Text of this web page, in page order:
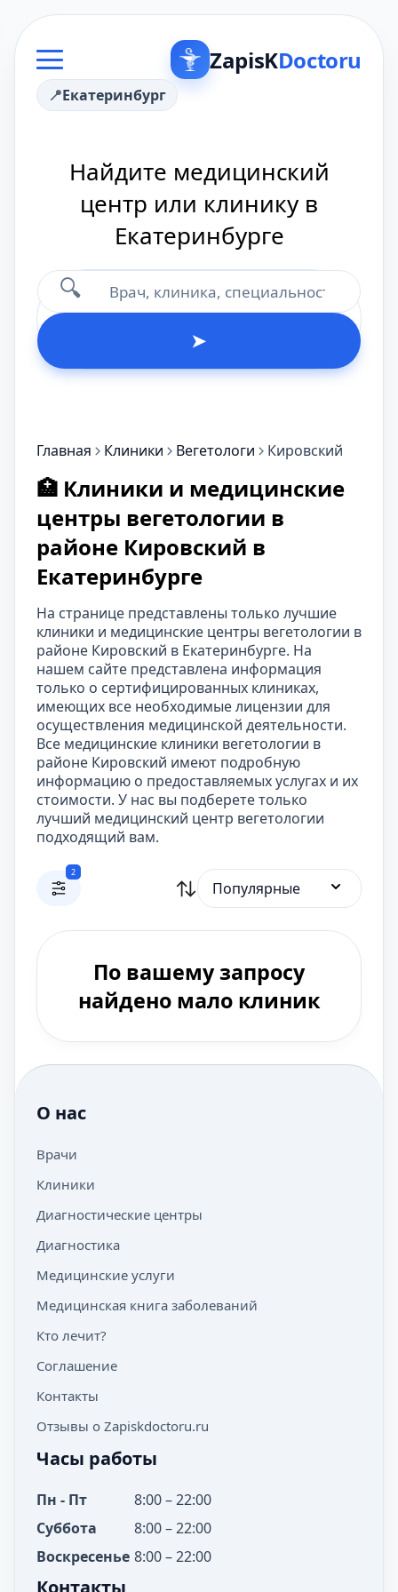
ZapisKDoctoru
Екатеринбург
Найдите медицинский
центр или клинику в
Екатеринбурге
🔍
➤
Главная Клиники Вегетологи Кировский
🏥 Клиники и медицинские
центры вегетологии в
районе Кировский в
Екатеринбурге
На странице представлены только лучшие
клиники и медицинские центры вегетологии в
районе Кировский в Екатеринбурге. На
нашем сайте представлена информация
только о сертифицированных клиниках,
имеющих все необходимые лицензии для
осуществления медицинской деятельности.
Все медицинские клиники вегетологии в
районе Кировский имеют подробную
информацию о предоставляемых услугах и их
стоимости. У нас вы подберете только
лучший медицинский центр вегетологии
подходящий вам.
2
Популярные
По вашему запросу
найдено мало клиник
О нас
Врачи
Клиники
Диагностические центры
Диагностика
Медицинские услуги
Медицинская книга заболеваний
Кто лечит?
Соглашение
Контакты
Отзывы о Zapiskdoctoru.ru
Часы работы
Пн - Пт
8:00 – 22:00
Суббота
8:00 – 22:00
Воскресенье 8:00 – 22:00
Контакты